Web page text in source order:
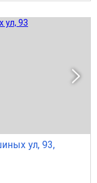
ул, 93,